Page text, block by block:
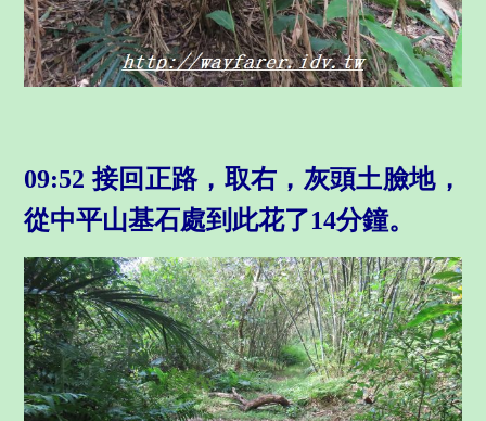
09:52 接回正路，取右，灰頭土臉地，
從中平山基石處到此花了14分鐘。